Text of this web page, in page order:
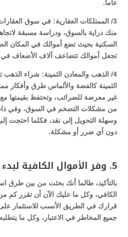
عاماً.
3/ الممتلكات العقارية: في سوق
منك دراية بالسوق، ودراسة مسبقة
السكنية بحيث تضع أموالك في المكان
تجعل أموالك تتضاعف آلاف الأضعاف
4/ الذهب والمعادن الثمينة: شراء الذهب
الثمينة كالفضة والألماس طرق وأفكار
غير معرضة للضرائب، وتحتفظ بقيمتها
من مشكلات التضخم في السوق، وفي
وسهلة التحويل إلى نقد، فكلما احتجت
دون أي ضرر أو مشكلة.
5. وفر الأموال الكافية لبدء استثمار المال:
بالتأكيد، طالما أنك بحثت من بين طرق
الكافي، وكل ما عليك الآن أن تقرر كم
قرارك في الطريق الأنسب للاستثمار على
جميع المخاطر في الاعتبار، وكل ما